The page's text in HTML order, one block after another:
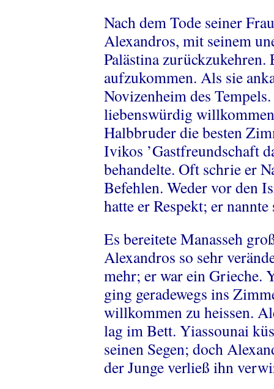
Nach dem Tode seiner
Alexandros, mit seinem
Palästina
aufzukommen. Als sie
Novizenheim des
liebenswürdig
Halbbruder die besten
Ivikos ’Gastfreundschaft
behandelte. Oft schrie er
Befehlen. Weder vor den
hatte er Respekt; er
Es bereitete Manasseh
Alexandros so sehr
mehr; er war ein Grieche.
ging geradewegs ins
willkommen zu heissen.
lag im Bett. Yiassounai
seinen Segen; doch
der Junge verließ ihn